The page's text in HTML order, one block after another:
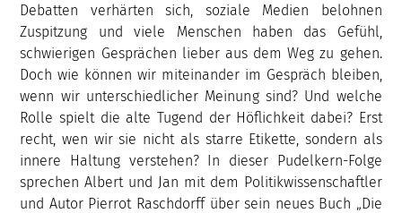
Debatten verhärten sich, soziale Medien belohnen
Zuspitzung und viele Menschen haben das Gefühl,
schwierigen Gesprächen lieber aus dem Weg zu gehen.
Doch wie können wir miteinander im Gespräch bleiben,
wenn wir unterschiedlicher Meinung sind? Und welche
Rolle spielt die alte Tugend der Höflichkeit dabei? Erst
recht, wen wir sie nicht als starre Etikette, sondern als
innere Haltung verstehen? In dieser Pudelkern-Folge
sprechen Albert und Jan mit dem Politikwissenschaftler
und Autor Pierrot Raschdorff über sein neues Buch „Die